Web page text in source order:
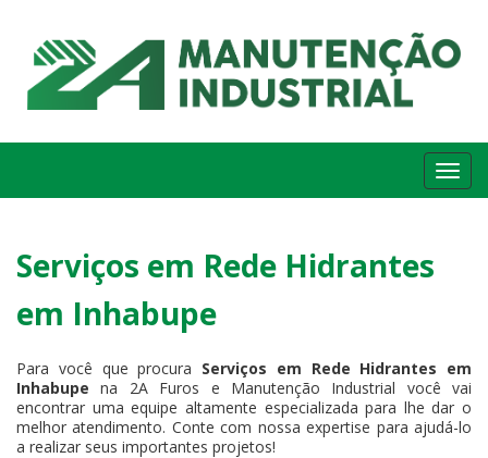
Serviços em Rede Hidrantes
em Inhabupe
Para você que procura Serviços em Rede Hidrantes em
Inhabupe na 2A Furos e Manutenção Industrial você vai
encontrar uma equipe altamente especializada para lhe dar o
melhor atendimento. Conte com nossa expertise para ajudá-lo
a realizar seus importantes projetos!